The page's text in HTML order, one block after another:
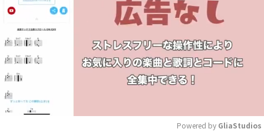
Powered by GliaStudios